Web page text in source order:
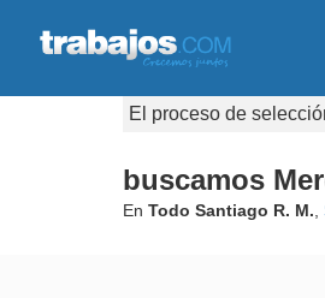
El proceso de
buscamos
En Todo Santiago R. M.